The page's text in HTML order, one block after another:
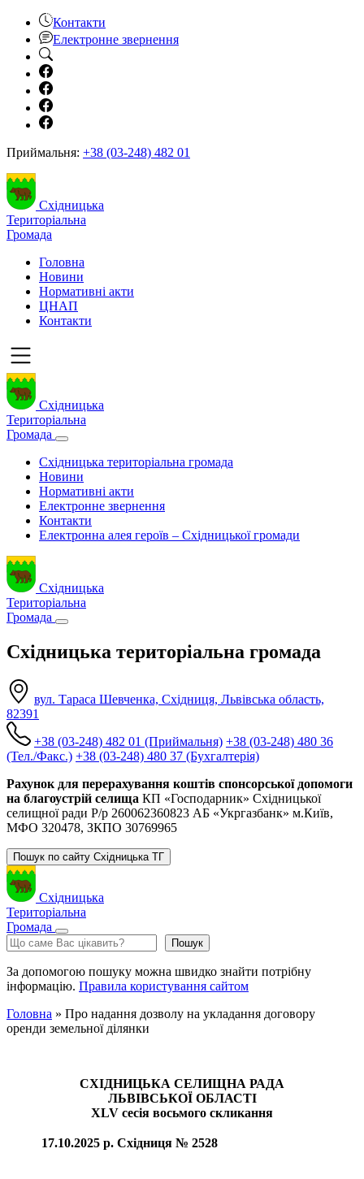
Контакти
Електронне звернення
Приймальня: +38 (03-248) 482 01
Східницька
Територіальна
Громада
Головна
Новини
Нормативні акти
ЦНАП
Контакти
Східницька
Територіальна
Громада
Східницька територіальна громада
Новини
Нормативні акти
Електронне звернення
Контакти
Електронна алея героїв – Східницької громади
Східницька
Територіальна
Громада
Східницька територіальна громада
вул. Тараса Шевченка, Східниця, Львівська область,
82391
+38 (03-248) 482 01 (Приймальня) +38 (03-248) 480 36
(Тел./Факс.) +38 (03-248) 480 37 (Бухгалтерія)
Рахунок для перерахування коштів спонсорської допомоги
на благоустрій селища КП «Господарник» Східницької
селищної ради Р/р 260062360823 АБ «Укргазбанк» м.Київ,
МФО 320478, ЗКПО 30769965
Пошук по сайту Східницька ТГ
Східницька
Територіальна
Громада
Пошук
Пошук
За допомогою пошуку можна швидко знайти потрібну
інформацію. Правила користування сайтом
Головна » Про надання дозволу на укладання договору
оренди земельної ділянки
СХІДНИЦЬКА СЕЛИЩНА РАДА
ЛЬВІВСЬКОЇ ОБЛАСТІ
ХLV сесія восьмого скликання
17.10.2025 p. Східниця № 2528